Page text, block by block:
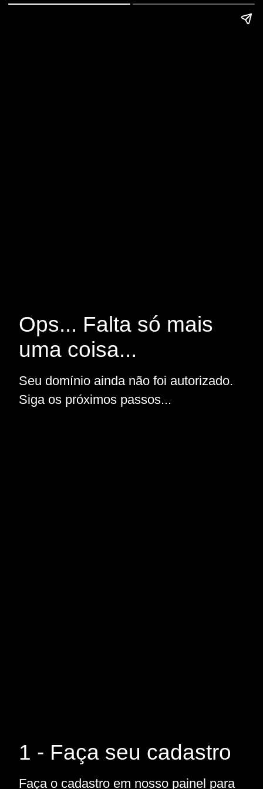
Ops... Falta só mais
uma coisa...
Seu domínio ainda não foi autorizado.
Siga os próximos passos...
1 - Faça seu cadastro
Faça o cadastro em nosso painel para